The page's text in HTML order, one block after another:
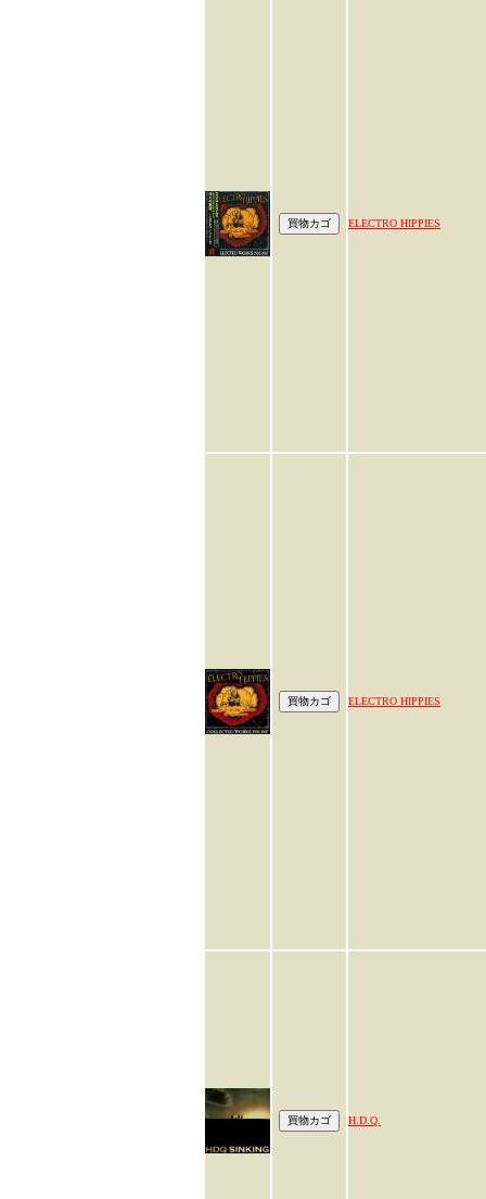
ELECTRO HIPPIES
ELECTRO HIPPIES
H.D.Q.